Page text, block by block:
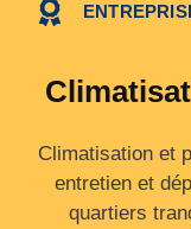
Climatisation et
entretien et
quartiers